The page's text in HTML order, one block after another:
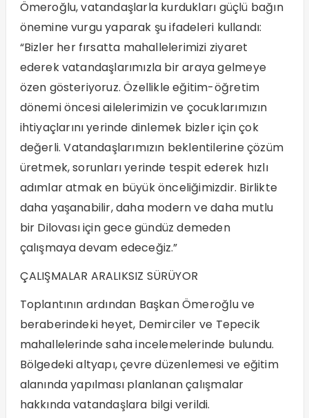
Ömeroğlu, vatandaşlarla kurdukları güçlü bağın
önemine vurgu yaparak şu ifadeleri kullandı:
“Bizler her fırsatta mahallelerimizi ziyaret
ederek vatandaşlarımızla bir araya gelmeye
özen gösteriyoruz. Özellikle eğitim-öğretim
dönemi öncesi ailelerimizin ve çocuklarımızın
ihtiyaçlarını yerinde dinlemek bizler için çok
değerli. Vatandaşlarımızın beklentilerine çözüm
üretmek, sorunları yerinde tespit ederek hızlı
adımlar atmak en büyük önceliğimizdir. Birlikte
daha yaşanabilir, daha modern ve daha mutlu
bir Dilovası için gece gündüz demeden
çalışmaya devam edeceğiz.”
ÇALIŞMALAR ARALIKSIZ SÜRÜYOR
Toplantının ardından Başkan Ömeroğlu ve
beraberindeki heyet, Demirciler ve Tepecik
mahallelerinde saha incelemelerinde bulundu.
Bölgedeki altyapı, çevre düzenlemesi ve eğitim
alanında yapılması planlanan çalışmalar
hakkında vatandaşlara bilgi verildi.